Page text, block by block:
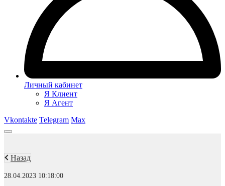
Личный кабинет
Я Клиент
Я Агент
Vkontakte Telegram Max
Назад
28.04.2023 10:18:00